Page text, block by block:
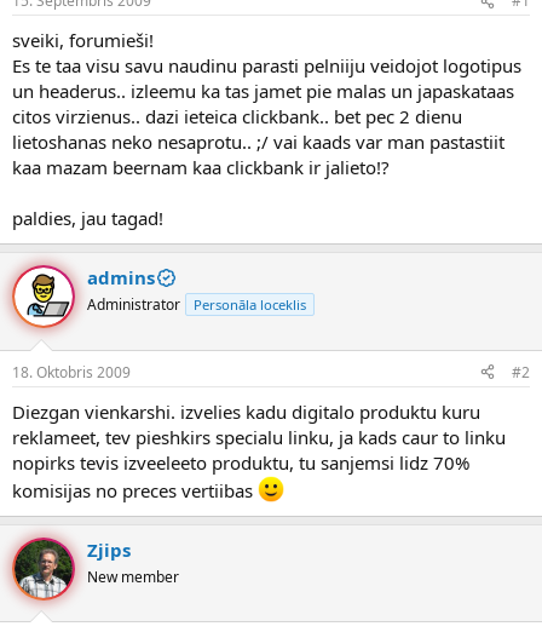
n
u
z
s
ā
c
ē
a
u
m
s
sveiki, forumieši!
Es te taa visu savu naudinu parasti pelniiju veidojot logotipus
un headerus.. izleemu ka tas jamet pie malas un japaskataas
citos virzienus.. dazi ieteica clickbank.. bet pec 2 dienu
lietoshanas neko nesaprotu.. ;/ vai kaads var man pastastiit
kaa mazam beernam kaa clickbank ir jalieto!?
paldies, jau tagad!
admins
Administrator Personāla loceklis
18. Oktobris 2009 #2
Diezgan vienkarshi. izvelies kadu digitalo produktu kuru
reklameet, tev pieshkirs specialu linku, ja kads caur to linku
nopirks tevis izveeleeto produktu, tu sanjemsi lidz 70%
komisijas no preces vertiibas
Zjips
New member